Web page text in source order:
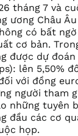
tháng 7 và
ương Châu
có bất
cơ bản.
được dự
lên 5,50%
với đồng
người tham
những tuyên
đầu các cơ
họp.